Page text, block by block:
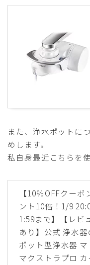
また、浄水ポットに
めします。
私自身最近こちらを
【10％OFFクーポ
ント10倍！1/9
1:59まで】【レビ
あり】公式 浄水
ポット型浄水器 マ
マクストラプロ カ